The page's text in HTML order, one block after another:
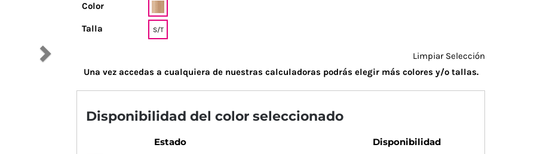
Color
Talla S/T
Limpiar Selección
Una vez accedas a cualquiera de nuestras calculadoras podrás elegir más colores y/o tallas.
Disponibilidad del color seleccionado
Estado Disponibilidad